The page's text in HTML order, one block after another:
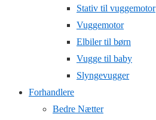
Stativ til vuggemotor
Vuggemotor
Elbiler til børn
Vugge til baby
Slyngevugger
Forhandlere
Bedre Nætter